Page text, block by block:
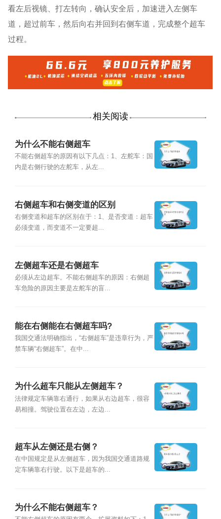
看左后视镜、打左转向，确认安全后，加速进入左侧车
道，超过前车，然后向右并回到右侧车道，完成整个超车
过程。
相关阅读
为什么不能右侧超车
不能右侧超车的原因有以下几点：1、左舵车：国
内是右侧行驶的左舵车，从左...
右侧超车和右侧变道的区别
右侧变道和超车的区别在于：1、是否变道：超车
必须变道，而变道不一定要超...
左侧超车还是右侧超车
必须从左边超车。不能右侧超车的原因：右侧超
车危险的原因主要是左舵车的盲...
能在右侧能在右侧超车吗?
我国交通法明确指出，“右侧超车”是违章行为，严
禁车辆“右侧超车”。在中...
为什么超车只能从左侧超车？
法律规定车辆靠右通行，如果从右边超车，很容
易相撞。驾驶位置在左边，左边...
超车从左侧还是右侧？
在中国规定是从左侧超车，因为我国交通道路规
定车辆靠右行驶。以下是超车的...
为什么不能右侧超车？